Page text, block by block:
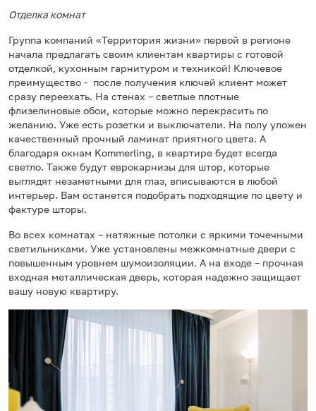
Отделка комнат
Группа компаний «Территория жизни» первой в регионе
начала предлагать своим клиентам квартиры с готовой
отделкой, кухонным гарнитуром и техникой! Ключевое
преимущество - после получения ключей клиент может
сразу переехать. На стенах – светлые плотные
флизелиновые обои, которые можно перекрасить по
желанию. Уже есть розетки и выключатели. На полу уложен
качественный прочный ламинат приятного цвета. А
благодаря окнам Kommerling, в квартире будет всегда
светло. Также будут еврокарнизы для штор, которые
выглядят незаметными для глаз, вписываются в любой
интерьер. Вам останется подобрать подходящие по цвету и
фактуре шторы.
Во всех комнатах – натяжные потолки с яркими точечными
светильниками. Уже установлены межкомнатные двери с
повышенным уровнем шумоизоляции. А на входе – прочная
входная металлическая дверь, которая надежно защищает
вашу новую квартиру.